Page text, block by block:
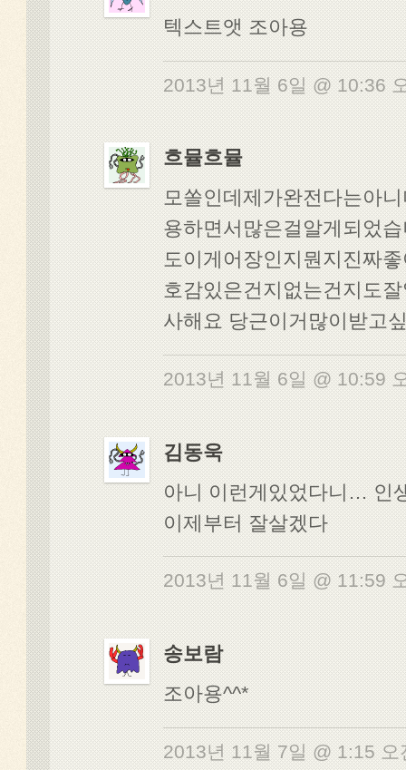
텍스트앳 조아용
2013년 11월 6일 @ 10:36
흐뮬흐뮬
모쏠인데제가완전다는아
용하면서많은걸알게되었
도이게어장인지뭔지진짜
호감있은건지없는건지도
사해요 당근이거많이받고
2013년 11월 6일 @ 10:59
김동욱
아니 이런게있었다니… 인
이제부터 잘살겠다
2013년 11월 6일 @ 11:59
송보람
조아용^^*
2013년 11월 7일 @ 1:15